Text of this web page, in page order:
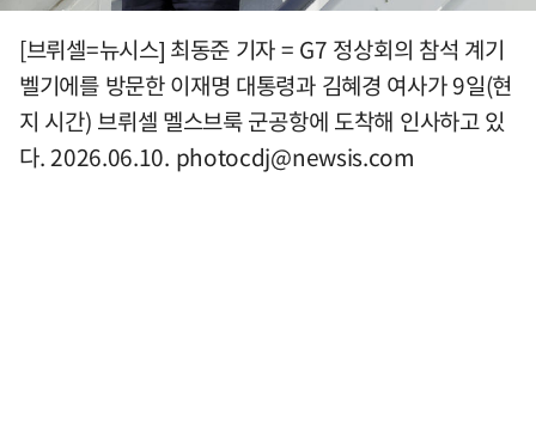
[브뤼셀=뉴시스] 최동준 기자 = G7 정상회의 참석 계기
벨기에를 방문한 이재명 대통령과 김혜경 여사가 9일(현
지 시간) 브뤼셀 멜스브룩 군공항에 도착해 인사하고 있
다. 2026.06.10. photocdj@newsis.com